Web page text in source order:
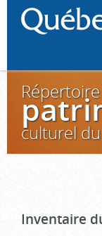
culturel
Inventaire